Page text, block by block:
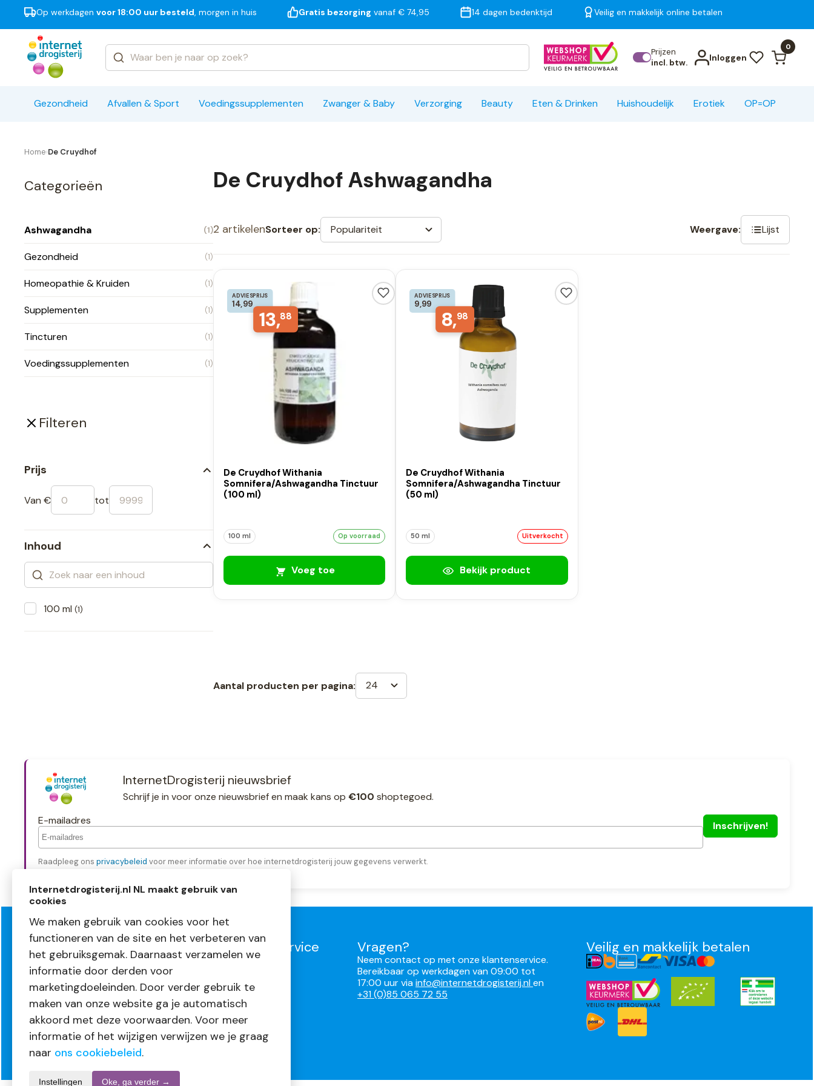
Op werkdagen voor 18:00 uur besteld, morgen in huis Gratis bezorging vanaf € 74,95 14 dagen bedenktijd Veilig en makkelijk online betalen
Prijzen
incl. btw.
Inloggen
0
Gezondheid Afvallen & Sport Voedingssupplementen Zwanger & Baby Verzorging Beauty Eten & Drinken Huishoudelijk Erotiek OP=OP
Merken Bekijk alle resultaten
Home›De Cruydhof
Categorieën
Ashwagandha (1)
Gezondheid (1)
Homeopathie & Kruiden (1)
Supplementen (1)
Tincturen (1)
Voedingssupplementen (1)
Filteren
Prijs
Van € tot
Inhoud
100 ml (1)
De Cruydhof Ashwagandha
2 artikelenSorteer op: Populariteit Weergave: Lijst
ADVIESPRIJS
14,99
13,88
De Cruydhof Withania
Somnifera/Ashwagandha Tinctuur
(100 ml)
100 ml Op voorraad
Voeg toe
ADVIESPRIJS
9,99
8,98
De Cruydhof Withania
Somnifera/Ashwagandha Tinctuur
(50 ml)
50 ml Uitverkocht
Bekijk product
Aantal producten per pagina: 24
InternetDrogisterij nieuwsbrief
Schrijf je in voor onze nieuwsbrief en maak kans op €100 shoptegoed.
E-mailadres
Raadpleeg ons privacybeleid voor meer informatie over hoe internetdrogisterij jouw gegevens verwerkt.
Over InternetDrogisterij.nl
Mijn account
Nieuwsbrief
Blogs
Vacatures
Volg ons
Klantenservice
Bestellen
Levering
Retourneren
Garantie
Vragen?
Neem contact op met onze klantenservice.
Bereikbaar op werkdagen van 09:00 tot
17:00 uur viainfo@internetdrogisterij.nlen
+31 (0)85 065 72 55
Veilig en makkelijk betalen
Internetdrogisterij.nl NL maakt gebruik van
cookies
We maken gebruik van cookies voor het
functioneren van de site en het verbeteren van
het gebruiksgemak. Daarnaast verzamelen we
informatie door derden voor
marketingdoeleinden. Door verder gebruik te
maken van onze website ga je automatisch
akkoord met deze voorwaarden. Voor meer
informatie of het wijzigen verwijzen we je graag
naar ons cookiebeleid.
Instellingen Oke, ga verder →